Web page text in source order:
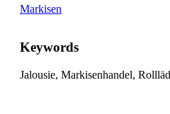
Markisen
Keywords
Jalousie, Markisenhandel,